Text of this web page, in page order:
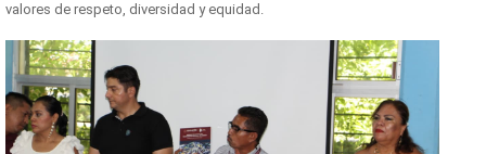
valores de respeto, diversidad y equidad.